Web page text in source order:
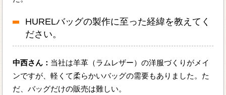
HURELバッグの製作に至った経緯を教えてく
ださい。
中西さん： 当社は羊革（ラムレザー）の洋服づくりがメイ
ンですが、軽くて柔らかいバッグの需要もありました。た
だ、バッグだけの販売は難しい。